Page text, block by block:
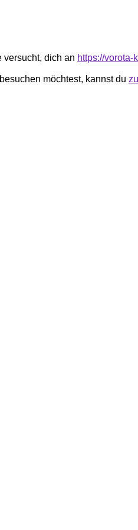
versucht, dich an https://vorota-
möchtest, kannst du